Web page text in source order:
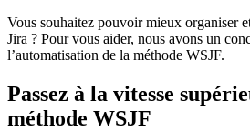
Vous souhaitez pouvoir mieux organiser
Jira ? Pour vous aider, nous avons un
l’automatisation de la méthode WSJF.
Passez à la vitesse
méthode WSJF